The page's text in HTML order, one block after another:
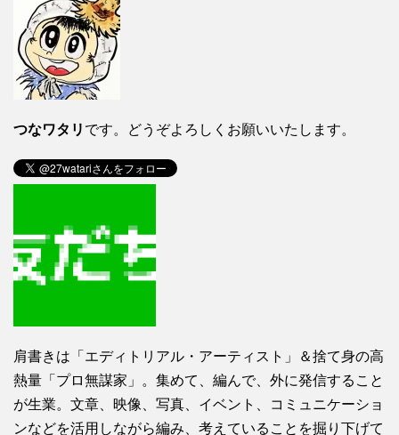
つなワタリ です。どうぞよろしくお願いいたします。
肩書きは「エディトリアル・アーティスト」＆捨て身の高
熱量「プロ無謀家」。集めて、編んで、外に発信すること
が生業。文章、映像、写真、イベント、コミュニケーショ
ンなどを活用しながら編み、考えていることを掘り下げて